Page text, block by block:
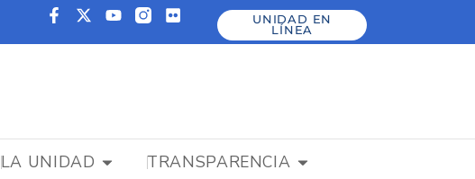
UNIDAD EN
LÍNEA
LA UNIDAD TRANSPARENCIA